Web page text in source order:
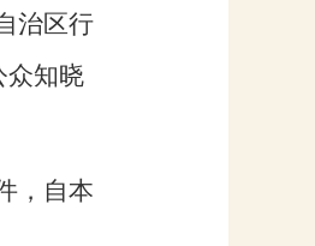
治区行
众知晓
，自本